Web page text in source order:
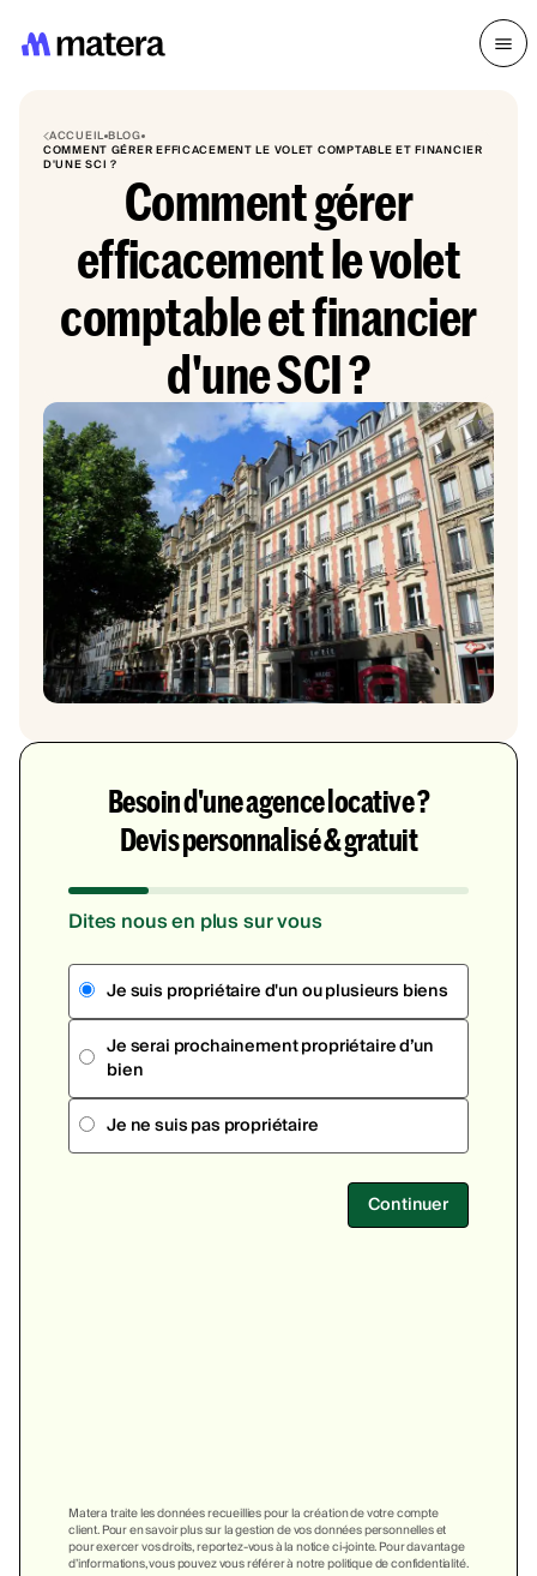
ACCUEILBLOG
COMMENT GÉRER EFFICACEMENT LE VOLET COMPTABLE ET FINANCIER
D'UNE SCI ?
Comment gérer
efficacement le volet
comptable et financier
d'une SCI ?
Besoin d'une agence locative ?
Devis personnalisé & gratuit
Dites nous en plus sur vous
Je suis propriétaire d'un ou plusieurs biens
Je serai prochainement propriétaire d’un
bien
Je ne suis pas propriétaire
Continuer
Matera traite les données recueillies pour la création de votre compte
client. Pour en savoir plus sur la gestion de vos données personnelles et
pour exercer vos droits, reportez-vous à la notice ci-jointe. Pour davantage
d’informations, vous pouvez vous référer à notre politique de confidentialité.